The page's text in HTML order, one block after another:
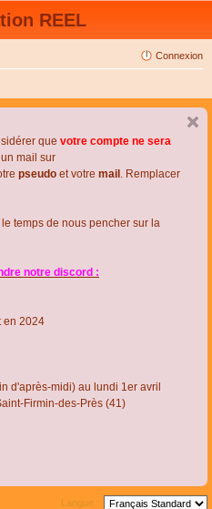
REEL
Connexion
que votre compte ne sera
mail sur
pseudo et votre mail . Remplacer
temps de nous pencher sur la
notre discord :
en 2024
d'après-midi) au lundi 1er avril
Firmin-des-Près (41)
Langue :